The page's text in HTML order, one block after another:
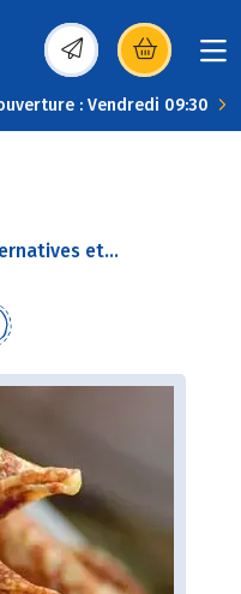
(s’ouvre dans une
: Vendredi 09:30
et...